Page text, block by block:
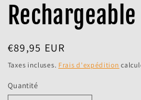
Prix
habituel
€89,95 EUR
Taxes incluses. Frais d'expédition
Quantité